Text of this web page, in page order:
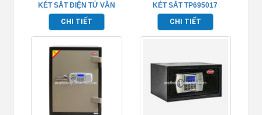
KÉT SẮT ĐIỆN TỬ VĂN
PHÒNG – TPCT52E
CHI TIẾT
KÉT SẮT TP695017
CHI TIẾT